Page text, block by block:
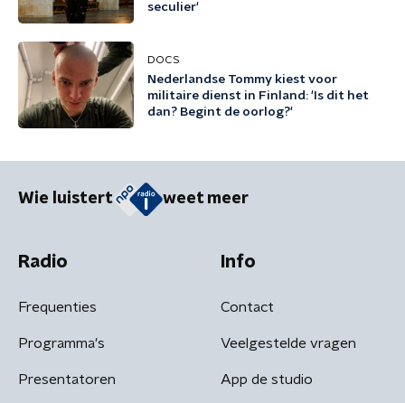
seculier'
DOCS
Nederlandse Tommy kiest voor
militaire dienst in Finland: 'Is dit het
dan? Begint de oorlog?'
Wie luistert weet meer
Radio
Frequenties
Programma's
Presentatoren
Info
Contact
Veelgestelde vragen
App de studio